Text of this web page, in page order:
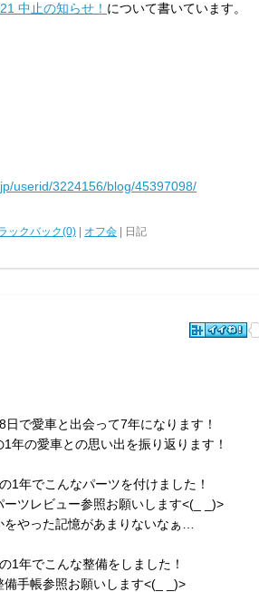
中止の知らせ！ について書いています。
userid/3224156/blog/45397098/
ックバック(0) オフ会 | 日記
日で愛車と出会って7年になります！
1年の愛車との思い出を振り返ります！
1年でこんなパーツを付けました！
ーツレビュー参照お願いします<(_ _)>
をやった記憶があまりないなぁ…
1年でこんな整備をしました！
備手帳参照お願いします<(_ _)>